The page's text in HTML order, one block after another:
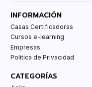
INFORMACIÓN
Casas Certificadoras
Cursos e-learning
Empresas
Politica de Privacidad
CATEGORÍAS